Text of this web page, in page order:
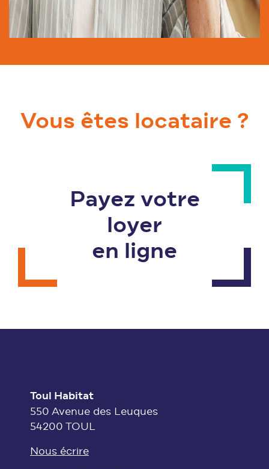
Vous êtes locataire ?
Payez votre
loyer
en ligne
Toul Habitat
550 Avenue des Leuques
54200 TOUL
Nous écrire